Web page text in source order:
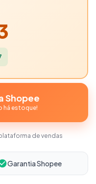
Shopee
há estoque!
de vendas
Garantia Shopee